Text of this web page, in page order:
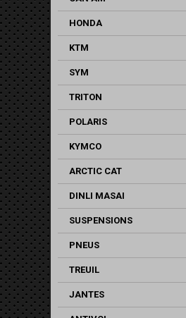
HONDA
KTM
SYM
TRITON
POLARIS
KYMCO
ARCTIC CAT
DINLI MASAI
SUSPENSIONS
PNEUS
TREUIL
JANTES